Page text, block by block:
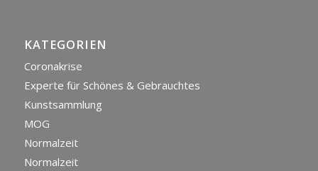
KATEGORIEN
Coronakrise
Experte für Schönes & Gebrauchtes
Kunstsammlung
MOG
Normalzeit
Normalzeit